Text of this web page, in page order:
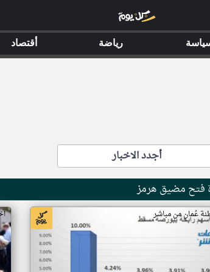
أجدد الاخبار
فتح مضيق هرمز
عُمان من مباشر
رياضة أقتصاد